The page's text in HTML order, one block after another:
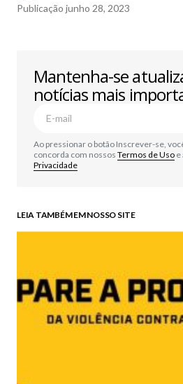
Publicação junho 28, 2023
Mantenha-se
notícias mais
Ao pressionar o botão Inscrever-se,
concorda com nossos Termos de Uso e
Privacidade
LEIA TAMBÉM EM NOSSO SITE